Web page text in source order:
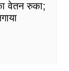
वेतन रुका;